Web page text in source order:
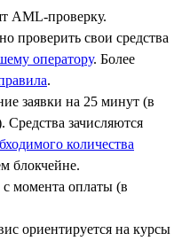
AML-проверку.
проверить свои средства
оператору. Более
.
заявки на 25 минут (в
Средства зачисляются
количества
блокчейне.
момента оплаты (в
ориентируется на курсы